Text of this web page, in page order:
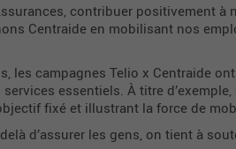
contribuer positivement à
Centraide en mobilisant nos
les campagnes Telio x Centraide
essentiels. À titre d’exemple,
fixé et illustrant la force de
delà d’assurer les gens, on tient à